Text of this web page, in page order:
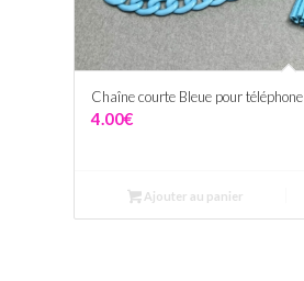
Chaîne courte Bleue pour téléphone
4.00€
Ajouter au panier